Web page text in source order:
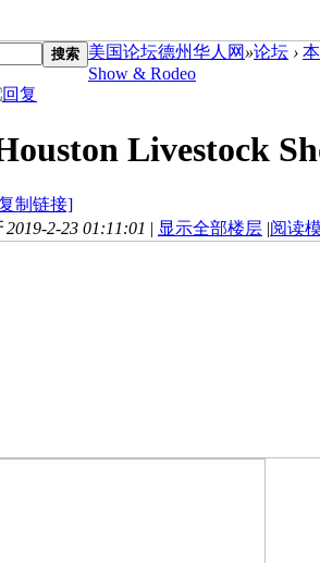
搜索 美国论坛德州华人网 »论坛 ›
Show & Rodeo
Livestock
制链接]
2-23 01:11:01 | 显示全部楼层 |阅读